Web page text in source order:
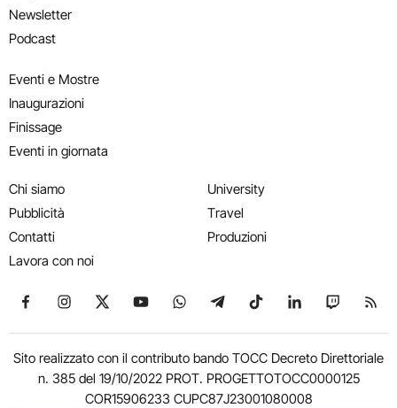
Newsletter
Podcast
Eventi e Mostre
Inaugurazioni
Finissage
Eventi in giornata
Chi siamo
Pubblicità
Contatti
Lavora con noi
University
Travel
Produzioni
Seguici su Facebook
Seguici su Instagram
Seguici su X
Seguici su YouTube
Seguici su WhatsApp
Seguici su Telegram
Seguici su TikTok
Seguici su
Seguici
Sito realizzato con il contributo bando TOCC Decreto Direttoriale
n. 385 del 19/10/2022 PROT. PROGETTOTOCC0000125
COR15906233 CUPC87J23001080008